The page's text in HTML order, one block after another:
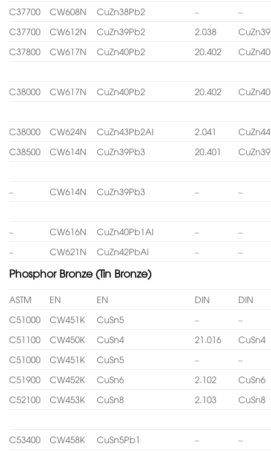
C37700
CW608N CuZn38Pb2 –
–
C37700
CW612N CuZn39Pb2 2.038
C37800
CW617N CuZn40Pb2 20.402
C38000 CW617N CuZn40Pb2 20.402
C38000 CW624N CuZn43Pb2Al 2.041
C38500
CW614N CuZn39Pb3 20.401
– CW614N CuZn39Pb3 – –
– CW616N CuZn40Pb1Al –
–
–
CW621N CuZn42PbAl – –
Phosphor Bronze (Tin Bronze)
ASTM EN EN DIN
DIN
C51000
CW451K CuSn5 –
–
C51100
CW450K CuSn4 21.016
CuSn4
C51000
CW451K CuSn5 –
–
C51900
CW452K CuSn6 2.102
CuSn6
C52100
CW453K CuSn8 2.103 CuSn8
C53400 CW458K CuSn5Pb1 – –